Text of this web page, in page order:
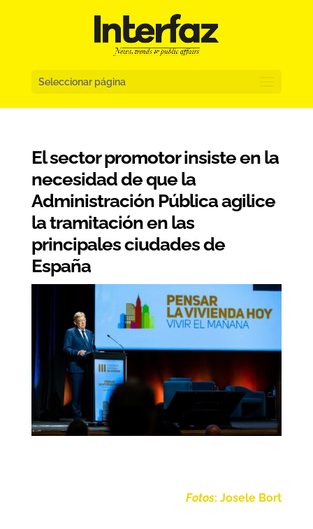
Seleccionar página
El sector promotor insiste en la
necesidad de que la
Administración Pública agilice
la tramitación en las
principales ciudades de
España
Fotos: Josele Bort